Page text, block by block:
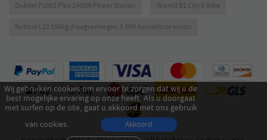
Wij gebruiken cookies om ervoor te zorgen dat wij u de
best mogelijke ervaring op onze heeft. Als u doorgaat
met surfen op de site, gaat u akkoord met ons gebruik
van cookies.
Akkoord
Oukitel P2001 Plus 2400W Power Station Touroll B1 City E-bike
Robore L20 180kg draagvermogen 3,5PK borstelloze motor